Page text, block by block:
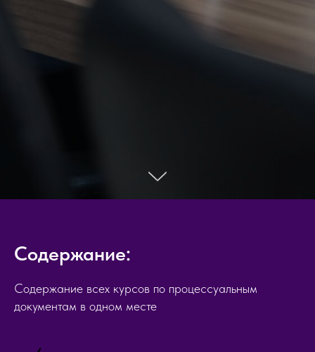
Содержание:
Содержание всех курсов по процессуальным
документам в одном месте